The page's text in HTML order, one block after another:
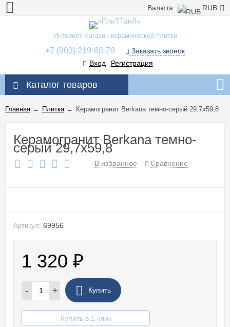
Валюта: RUB
Интернет-магазин керамической плитки
+7 (903) 219-68-79
Заказать звонок
Вход
Регистрация
Каталог товаров
Главная → Плитка→ Керамогранит Berkana темно-серый 29,7x59,8
Керамогранит Berkana темно-
серый 29,7x59,8
В избранное Сравнение
Артикул: 69956
1 320 ₽
- + Купить
Купить в 1 клик